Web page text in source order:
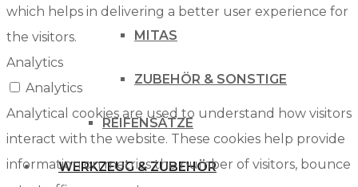
MITAS
ZUBEHÖR & SONSTIGE
REIFENSÄTZE
WERKZEUG & ZUBEHÖR
which helps in delivering a better user experience for
the visitors.
Analytics
Analytics
Analytical cookies are used to understand how visitors
interact with the website. These cookies help provide
information on metrics the number of visitors, bounce